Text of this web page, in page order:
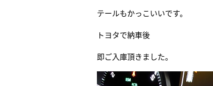
テールもかっこいいです。
トヨタで納車後
即ご入庫頂きました。